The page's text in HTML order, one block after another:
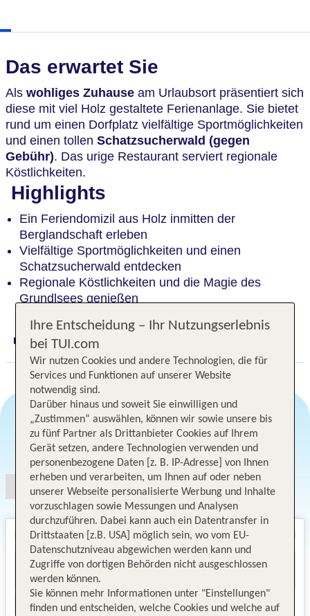
Das erwartet Sie
Als wohliges Zuhause am Urlaubsort präsentiert sich
diese mit viel Holz gestaltete Ferienanlage. Sie bietet
rund um einen Dorfplatz vielfältige Sportmöglichkeiten
und einen tollen Schatzsucherwald (gegen
Gebühr). Das urige Restaurant serviert regionale
Köstlichkeiten.
Highlights
Ein Feriendomizil aus Holz inmitten der
Berglandschaft erleben
Vielfältige Sportmöglichkeiten und einen
Schatzsucherwald entdecken
Regionale Köstlichkeiten und die Magie des
Grundlsees genießen
Digitaler und telefonischer 24/7 TUI Service
Angebotsauswahl
Ihre Entscheidung – Ihr Nutzungserlebnis
bei TUI.com
Wir nutzen Cookies und andere Technologien, die für
Services und Funktionen auf unserer Website
notwendig sind.
Darüber hinaus und soweit Sie einwilligen und
„Zustimmen“ auswählen, können wir sowie unsere bis
zu fünf Partner als Drittanbieter Cookies auf Ihrem
Gerät setzen, andere Technologien verwenden und
personenbezogene Daten [z. B. IP-Adresse] von Ihnen
erheben und verarbeiten, um Ihnen auf oder neben
unserer Webseite personalisierte Werbung und Inhalte
vorzuschlagen sowie Messungen und Analysen
durchzuführen. Dabei kann auch ein Datentransfer in
Drittstaaten [z.B. USA] möglich sein, wo vom EU-
Datenschutzniveau abgewichen werden kann und
Zugriffe von dortigen Behörden nicht ausgeschlossen
werden können.
Sie können mehr Informationen unter "Einstellungen"
finden und entscheiden, welche Cookies und welche auf